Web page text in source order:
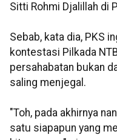
Sitti Rohmi Djalillah di
Sebab, kata dia, PKS
kontestasi Pilkada
persahabatan bukan
saling menjegal.
"Toh, pada akhirnya
satu siapapun yang